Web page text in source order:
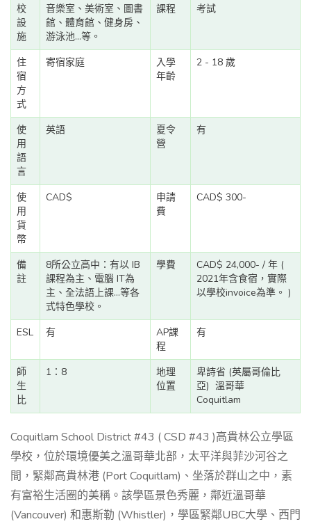
校
設
施
音樂室、美術室、圖書
館、體育館、健身房、
游泳池...等。
課程
考試
住
宿
方
式
寄宿家庭
入學
年齡
2 - 18 歲
使
用
語
言
英語
夏令
營
有
使
用
貨
幣
CAD$
申請
費
CAD$ 300-
備
註
8所公立高中：有以 IB
課程為主、電腦 IT為
主、全法語上課...等各
式特色學校。
學費
CAD$ 24,000- / 年 (
2021年含食宿，實際
以學校invoice為準。 )
ESL 有
AP課
程
有
師
生
比
1：8
地理
位置
卑詩省 (英屬哥倫比
亞) 溫哥華
Coquitlam
Coquitlam School District #43 ( CSD #43 )高貴林公立學區
學校，位於環境優美之溫哥華北部，太平洋與菲沙河谷之
間，緊鄰高貴林港 (Port Coquitlam)、坐落於群山之中，素
有富裕生活圈的美稱。該學區景色秀麗，鄰近溫哥華
(Vancouver) 和惠斯勒 (Whistler)，學區緊鄰UBC大學、西門